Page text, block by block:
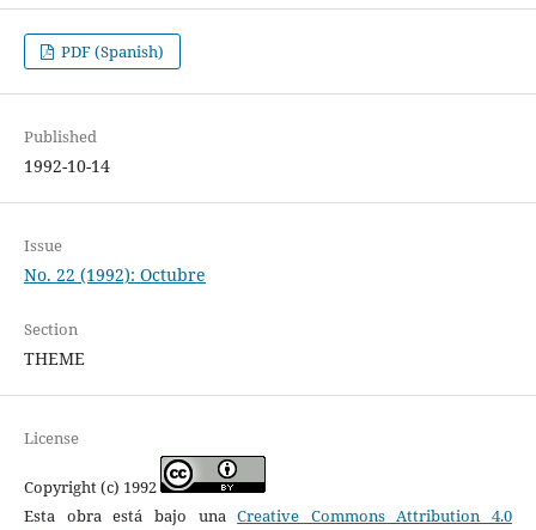
PDF (Spanish)
Published
1992-10-14
Issue
No. 22 (1992): Octubre
Section
THEME
License
Copyright (c) 1992
Esta obra está bajo unaCreative Commons Attribution 4.0